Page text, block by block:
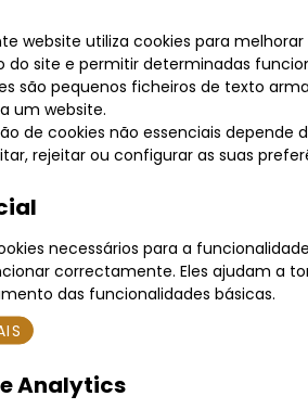
website utiliza cookies para
do site e permitir determinadas
são pequenos ficheiros de texto
um website.
de cookies não essenciais
rejeitar ou configurar as suas
necessários para a
correctamente. Eles ajudam a
das funcionalidades básicas.
Analytics
ESQUECEU-SE
Introduza o seu endereço de
Email